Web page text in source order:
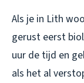
Als je in Lith
gerust eerst
uur de tijd en
als het al